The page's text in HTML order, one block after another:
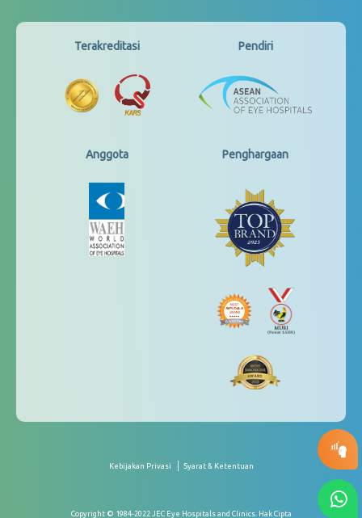
Terakreditasi Pendiri
Anggota Penghargaan
Kebijakan Privasi Syarat & Ketentuan
Copyright © 1984-2022 JEC Eye Hospitals and Clinics. Hak Cipta